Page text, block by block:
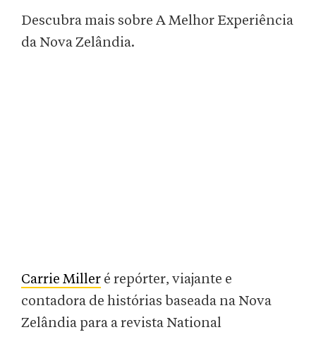
Descubra mais sobre A Melhor Experiência
da Nova Zelândia.
Carrie Miller é repórter, viajante e
contadora de histórias baseada na Nova
Zelândia para a revista National